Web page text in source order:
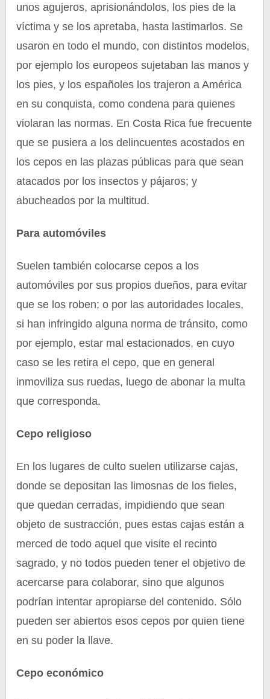
unos agujeros, aprisionándolos, los pies de la
víctima y se los apretaba, hasta lastimarlos. Se
usaron en todo el mundo, con distintos modelos,
por ejemplo los europeos sujetaban las manos y
los pies, y los españoles los trajeron a América
en su conquista, como condena para quienes
violaran las normas. En Costa Rica fue frecuente
que se pusiera a los delincuentes acostados en
los cepos en las plazas públicas para que sean
atacados por los insectos y pájaros; y
abucheados por la multitud.
Para automóviles
Suelen también colocarse cepos a los
automóviles por sus propios dueños, para evitar
que se los roben; o por las autoridades locales,
si han infringido alguna norma de tránsito, como
por ejemplo, estar mal estacionados, en cuyo
caso se les retira el cepo, que en general
inmoviliza sus ruedas, luego de abonar la multa
que corresponda.
Cepo religioso
En los lugares de culto suelen utilizarse cajas,
donde se depositan las limosnas de los fieles,
que quedan cerradas, impidiendo que sean
objeto de sustracción, pues estas cajas están a
merced de todo aquel que visite el recinto
sagrado, y no todos pueden tener el objetivo de
acercarse para colaborar, sino que algunos
podrían intentar apropiarse del contenido. Sólo
pueden ser abiertos esos cepos por quien tiene
en su poder la llave.
Cepo económico